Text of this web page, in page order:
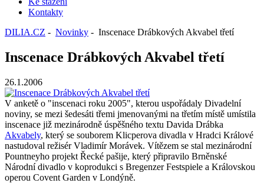
Kontakty
DILIA.CZ - Novinky - Inscenace Drábkových Akvabel třetí
Inscenace Drábkových Akvabel třetí
26.1.2006
V anketě o "inscenaci roku 2005", kterou uspořádaly Divadelní
noviny, se mezi šedesáti třemi jmenovanými na třetím místě umístila
inscenace již mezinárodně úspěšného textu Davida Drábka
Akvabely, který se souborem Klicperova divadla v Hradci Králové
nastudoval režisér Vladimír Morávek. Vítězem se stal mezinárodní
Pountneyho projekt Řecké pašije, který připravilo Brněnské
Národní divadlo v koprodukci s Bregenzer Festspiele a Královskou
operou Covent Garden v Londýně.